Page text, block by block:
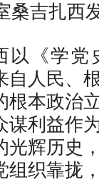
桑吉扎西
以《学党
自人民、
根本政治
谋利益作
光辉历史
组织靠拢